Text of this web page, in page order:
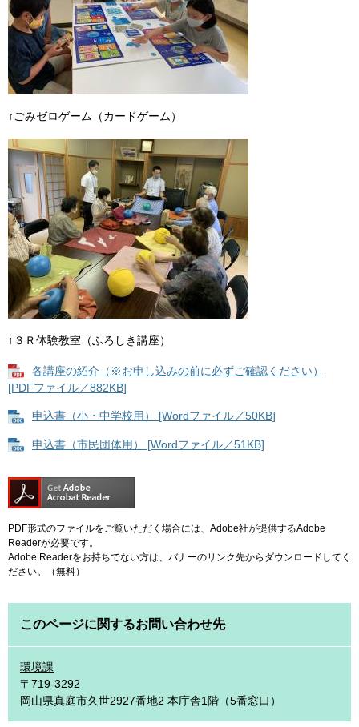
↑ごみゼロゲーム（カードゲーム）
↑３Ｒ体験教室（ふろしき講座）
各講座の紹介（※お申し込みの前に必ずご確認ください）
[PDFファイル／882KB]
申込書（小・中学校用） [Wordファイル／50KB]
申込書（市民団体用） [Wordファイル／51KB]
PDF形式のファイルをご覧いただく場合には、Adobe社が提供するAdobe
Readerが必要です。
Adobe Readerをお持ちでない方は、バナーのリンク先からダウンロードしてく
ださい。（無料）
このページに関するお問い合わせ先
環境課
〒719-3292
岡山県真庭市久世2927番地2 本庁舎1階（5番窓口）